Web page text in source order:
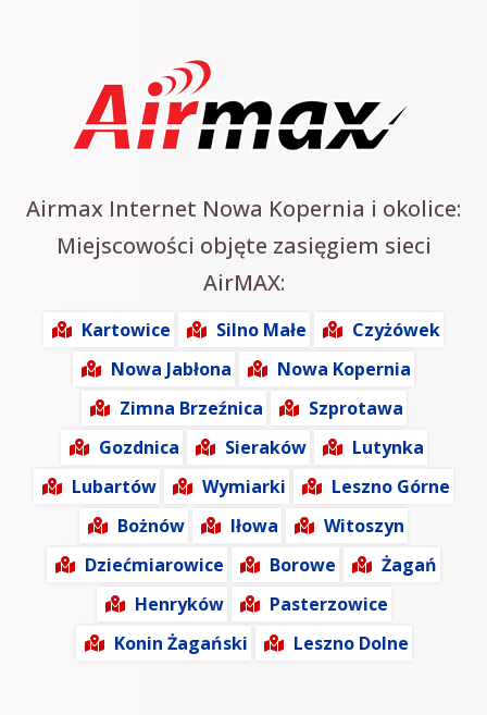
Airmax Internet Nowa Kopernia i okolice:
Miejscowości objęte zasięgiem sieci
AirMAX:
Kartowice Silno Małe
Czyżówek
Nowa Jabłona
Nowa Kopernia
Zimna Brzeźnica
Szprotawa
Gozdnica
Sieraków
Lutynka
Lubartów
Wymiarki
Leszno Górne
Bożnów
Iłowa
Witoszyn
Dziećmiarowice
Borowe
Żagań
Henryków
Pasterzowice
Konin Żagański
Leszno Dolne